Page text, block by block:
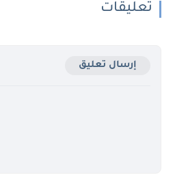
تعليقات
إرسال تعليق